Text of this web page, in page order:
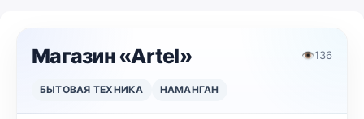
Магазин «Artel» 👁136
БЫТОВАЯ ТЕХНИКА НАМАНГАН